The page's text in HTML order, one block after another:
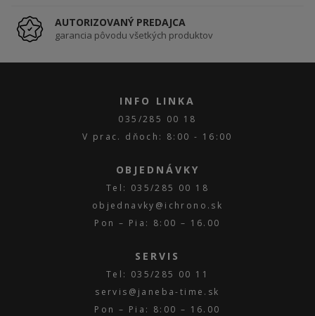
AUTORIZOVANÝ PREDAJCA
garancia pôvodu všetkých produktov
INFO LINKA
035/285 00 18
V prac. dňoch: 8:00 - 16:00
OBJEDNÁVKY
Tel: 035/285 00 18
objednavky@ichrono.sk
Pon – Pia: 8:00 – 16.00
SERVIS
Tel: 035/285 00 11
servis@janeba-time.sk
Pon – Pia: 8:00 – 16.00